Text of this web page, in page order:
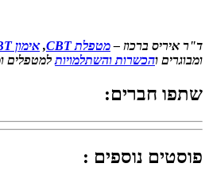
ד"ר איריס ברכוז –מטפלת CBT ,אימון CBT לבעלי ADHD
ומבוגרים והכשרות והשתלמויות למטפלים
שתפו חברים:
פוסטים נוספים :